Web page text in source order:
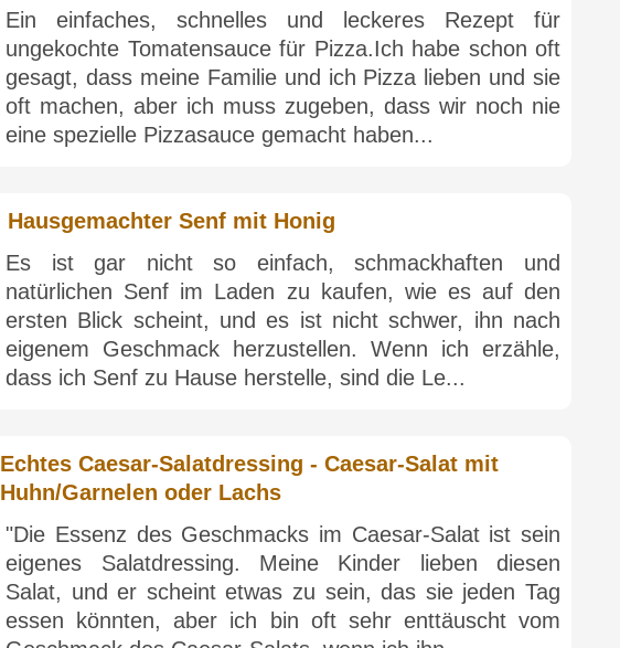
Ein einfaches, schnelles und leckeres Rezept für
ungekochte Tomatensauce für Pizza.Ich habe schon oft
gesagt, dass meine Familie und ich Pizza lieben und sie
oft machen, aber ich muss zugeben, dass wir noch nie
eine spezielle Pizzasauce gemacht haben...
Hausgemachter Senf mit Honig
Es ist gar nicht so einfach, schmackhaften und
natürlichen Senf im Laden zu kaufen, wie es auf den
ersten Blick scheint, und es ist nicht schwer, ihn nach
eigenem Geschmack herzustellen. Wenn ich erzähle,
dass ich Senf zu Hause herstelle, sind die Le...
Echtes Caesar-Salatdressing - Caesar-Salat mit
Huhn/Garnelen oder Lachs
"Die Essenz des Geschmacks im Caesar-Salat ist sein
eigenes Salatdressing. Meine Kinder lieben diesen
Salat, und er scheint etwas zu sein, das sie jeden Tag
essen könnten, aber ich bin oft sehr enttäuscht vom